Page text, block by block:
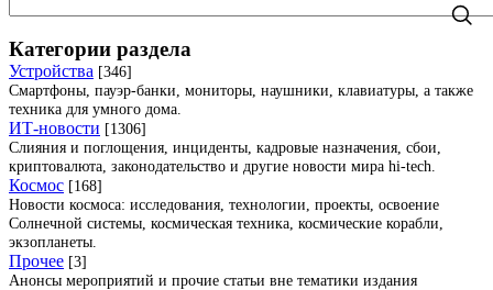
Категории раздела
Устройства [346]
Смартфоны, пауэр-банки, мониторы, наушники, клавиатуры, а также
техника для умного дома.
ИТ-новости [1306]
Слияния и поглощения, инциденты, кадровые назначения, сбои,
криптовалюта, законодательство и другие новости мира hi-tech.
Космос [168]
Новости космоса: исследования, технологии, проекты, освоение
Солнечной системы, космическая техника, космические корабли,
экзопланеты.
Прочее [3]
Анонсы мероприятий и прочие статьи вне тематики издания